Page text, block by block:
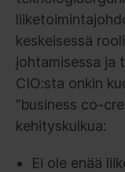
keskeisessä
johtamisessa ja
CIO:sta onkin
”business co-
kehityskulkua:
Ei ole enää